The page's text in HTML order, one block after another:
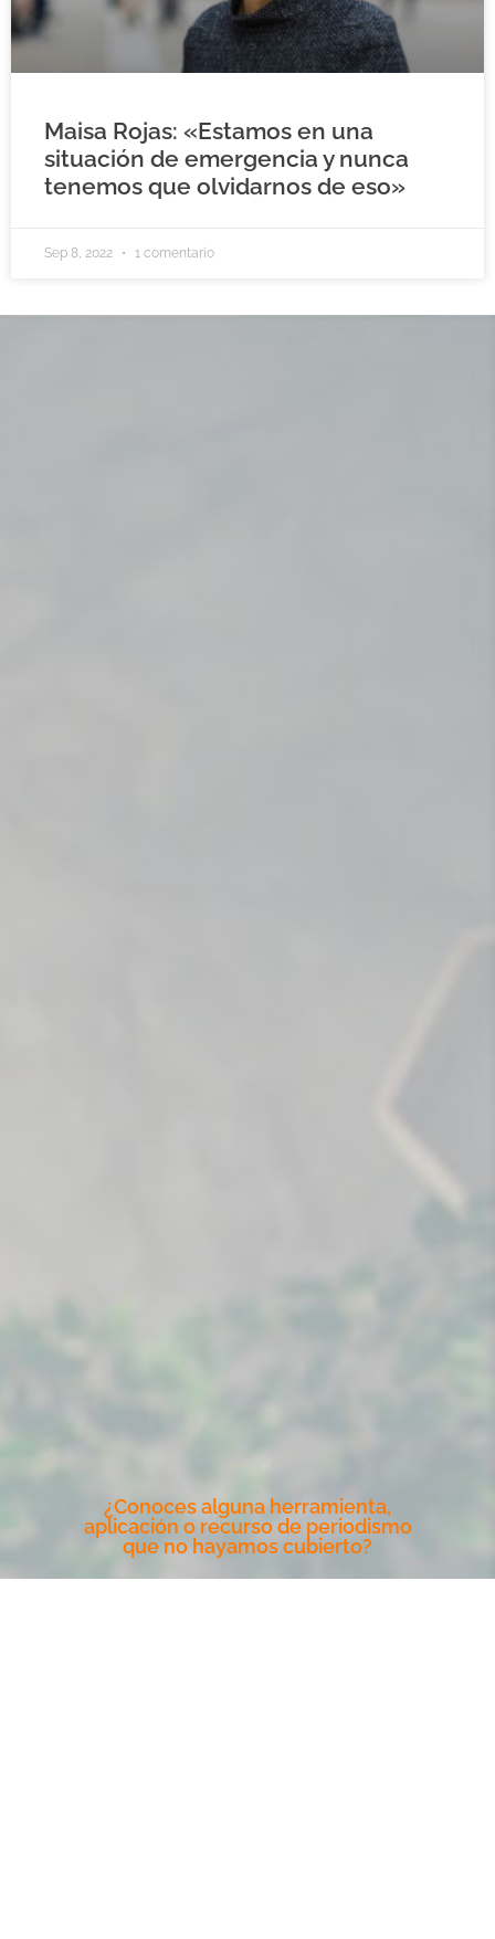
Maisa Rojas: «Estamos en una
situación de emergencia y nunca
tenemos que olvidarnos de eso»
Sep 8, 2022 1 comentario
¿Conoces alguna herramienta,
aplicación o recurso de periodismo
que no hayamos cubierto?